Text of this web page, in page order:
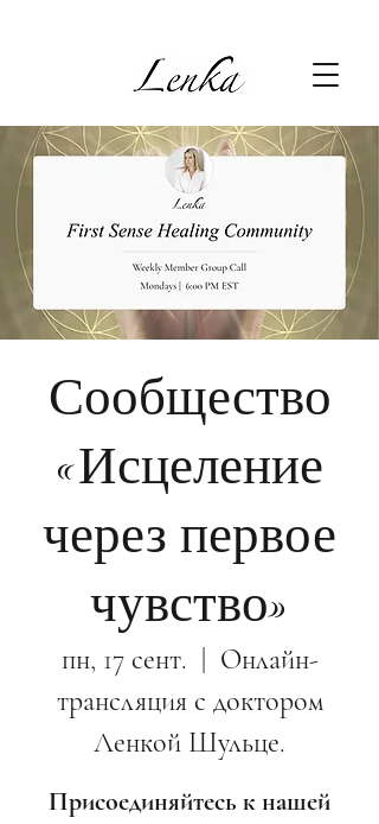
Сообщество
«Исцеление
через первое
чувство»
пн, 17 сент.
Онлайн-
трансляция с доктором
Ленкой Шульце.
Присоединяйтесь к нашей